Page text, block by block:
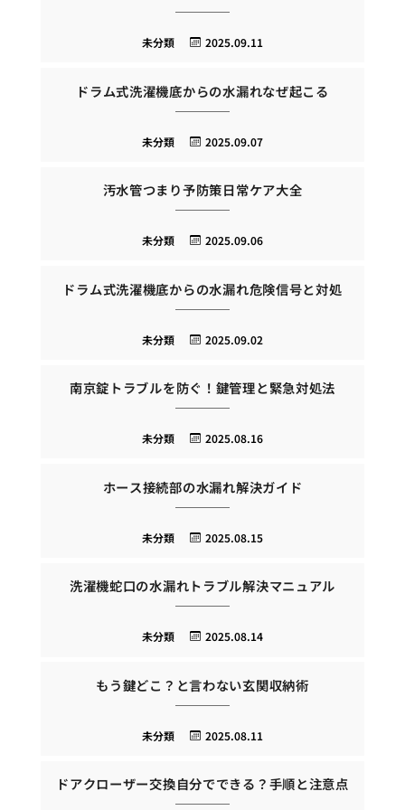
2025.09.11
未分類
ドラム式洗濯機底からの水漏れなぜ起こる
2025.09.07
未分類
汚水管つまり予防策日常ケア大全
2025.09.06
未分類
ドラム式洗濯機底からの水漏れ危険信号と対処
2025.09.02
未分類
南京錠トラブルを防ぐ！鍵管理と緊急対処法
2025.08.16
未分類
ホース接続部の水漏れ解決ガイド
2025.08.15
未分類
洗濯機蛇口の水漏れトラブル解決マニュアル
2025.08.14
未分類
もう鍵どこ？と言わない玄関収納術
2025.08.11
未分類
ドアクローザー交換自分でできる？手順と注意点